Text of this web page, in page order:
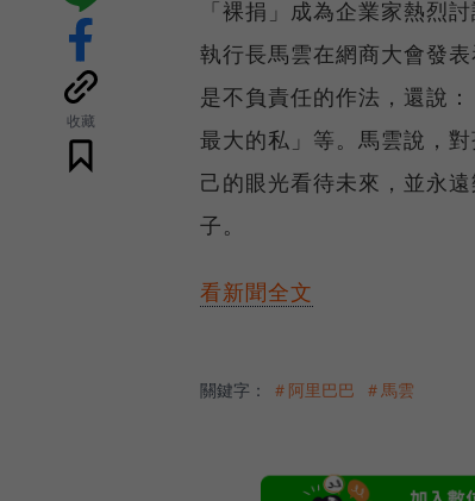
收藏
「裸捐」成為企業家熱烈
執行長馬雲在網商大會發
是不負責任的作法，還說
最大的私」等。馬雲說，
己的眼光看待未來，並永
子。
看新聞全文
關鍵字： ＃阿里巴巴 ＃馬雲